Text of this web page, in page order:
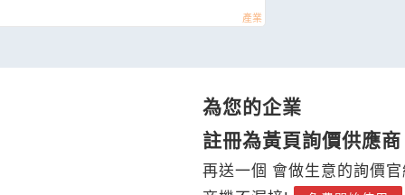
為您的企業
註冊為黃頁詢價供應商
再送一個 會做生意的詢價